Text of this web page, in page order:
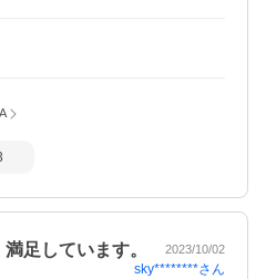
たら途中で降りようと思って
ったから降りられなかったそ
ってしまいます。ベルトはし
が思っていたより必要で、普
が入らなかったので滑り止め
足しています。 2023/10/02
sky********さん